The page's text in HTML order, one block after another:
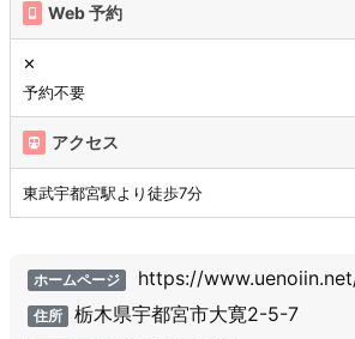
Web 予約
✕
予約不要
アクセス
東武宇都宮駅より徒歩7分
ホームページ https://
住所 栃木県宇都宮市大寛2-5-7